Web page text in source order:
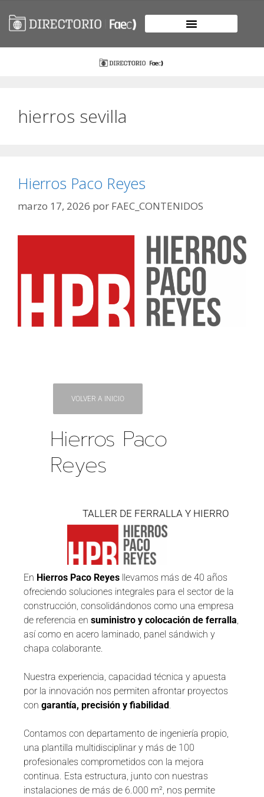
hierros sevilla
Hierros Paco Reyes
marzo 17, 2026 por FAEC_CONTENIDOS
VOLVER A INICIO
Hierros Paco
Reyes
TALLER DE FERRALLA Y HIERRO
En Hierros Paco Reyes llevamos más de 40 años
ofreciendo soluciones integrales para el sector de la
construcción, consolidándonos como una empresa
de referencia en suministro y colocación de ferralla,
así como en acero laminado, panel sándwich y
chapa colaborante.
Nuestra experiencia, capacidad técnica y apuesta
por la innovación nos permiten afrontar proyectos
con garantía, precisión y fiabilidad .
Contamos con departamento de ingeniería propio,
una plantilla multidisciplinar y más de 100
profesionales comprometidos con la mejora
continua. Esta estructura, junto con nuestras
instalaciones de más de 6.000 m², nos permite